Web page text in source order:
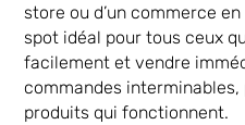
store ou d’un commerce en
spot idéal pour tous ceux
facilement et vendre
commandes interminables,
produits qui fonctionnent.